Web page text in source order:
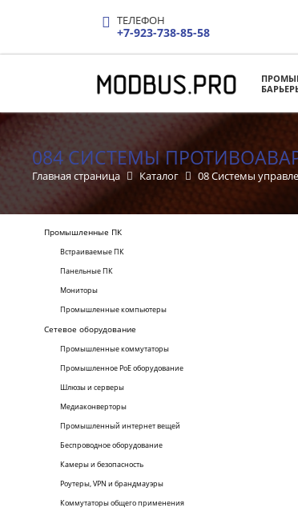
ТЕЛЕФОН
+7-923-738-85-58
084 СИСТЕМЫ
Главная страница Каталог 08 Системы
Промышленные ПК
Встраиваемые ПК
Панельные ПК
Мониторы
Промышленные компьютеры
Сетевое оборудование
Промышленные коммутаторы
Промышленное PoE оборудование
Шлюзы и серверы
Медиаконверторы
Промышленный интернет вещей
Беспроводное оборудование
Камеры и безопасность
Роутеры, VPN и брандмауэры
Коммутаторы общего применения